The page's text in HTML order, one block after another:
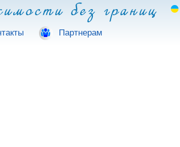
без границ
Партнерам